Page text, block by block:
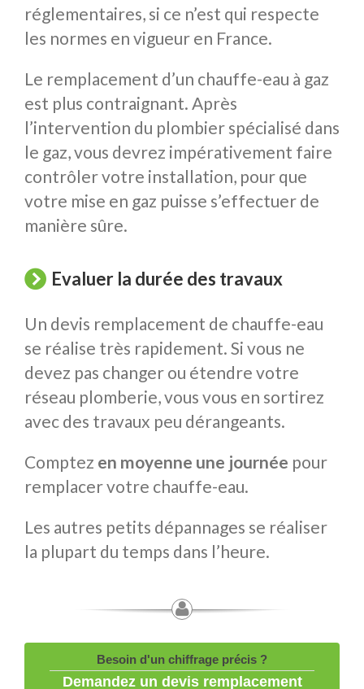
réglementaires, si ce n’est qui respecte
les normes en vigueur en France.
Le remplacement d’un chauffe-eau à gaz
est plus contraignant. Après
l’intervention du plombier spécialisé dans
le gaz, vous devrez impérativement faire
contrôler votre installation, pour que
votre mise en gaz puisse s’effectuer de
manière sûre.
Evaluer la durée des travaux
Un devis remplacement de chauffe-eau
se réalise très rapidement. Si vous ne
devez pas changer ou étendre votre
réseau plomberie, vous vous en sortirez
avec des travaux peu dérangeants.
Comptez en moyenne une journée pour
remplacer votre chauffe-eau.
Les autres petits dépannages se réaliser
la plupart du temps dans l’heure.
Besoin d'un chiffrage précis ?
Demandez un devis remplacement